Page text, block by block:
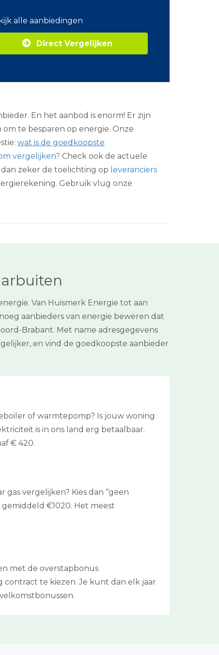
m
Z
j
e
n
e
r
g
i
alle aanbiedingen
Direct Vergelijken
En het aanbod is enorm! Er zijn
te besparen op energie. Onze
wat is de goedkoopste
vergelijken? Check ook de actuele
dan zeker de toelichting op leveranciers
Gebruik vlug onze
Van Huismerk Energie tot aan
aanbieders van energie beweren dat
Brabant. Met name adresgegevens
en vind de goedkoopste aanbieder
of warmtepomp? Is jouw woning
is in ons land erg betaalbaar.
€ 420.
vergelijken? Kies dan “geen
€1020. Het meest
met de overstapbonus
contract te kiezen. Je kunt dan elk jaar